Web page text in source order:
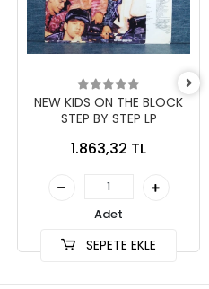
NEW KIDS ON THE BLOCK
STEP BY STEP LP
1.863,32 TL
Adet
SEPETE EKLE